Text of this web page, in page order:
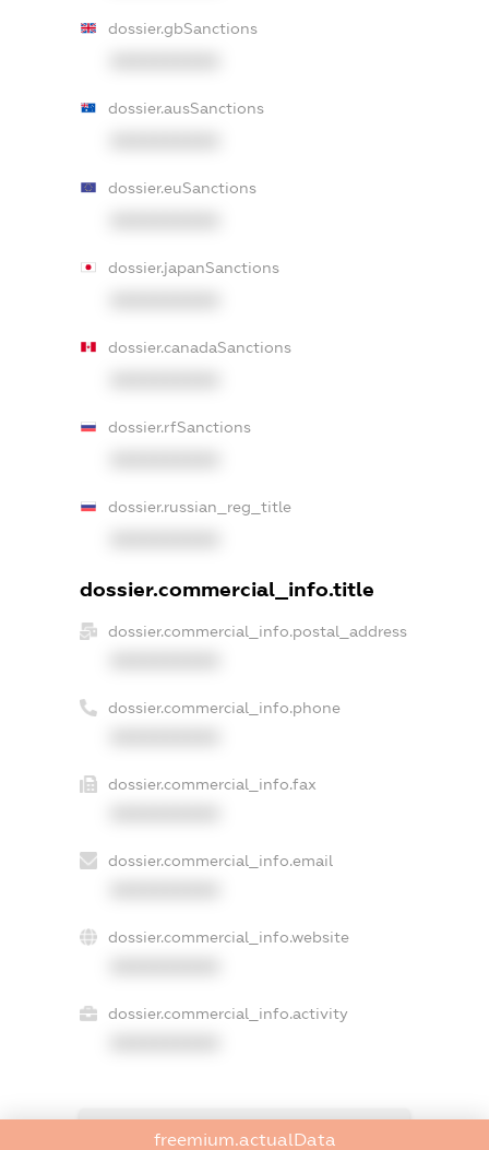
dossier.gbSanctions
dossier.ausSanctions
dossier.euSanctions
dossier.japanSanctions
dossier.canadaSanctions
dossier.rfSanctions
dossier.russian_reg_title
dossier.commercial_info.title
dossier.commercial_info.postal_address
dossier.commercial_info.phone
dossier.commercial_info.fax
dossier.commercial_info.email
dossier.commercial_info.website
dossier.commercial_info.activity
freemium.exampleText_1
freemium.actualData